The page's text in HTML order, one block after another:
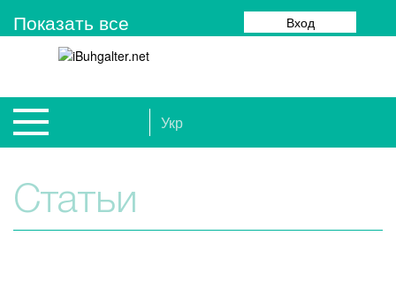
Показать все Вход
Укр
Статьи